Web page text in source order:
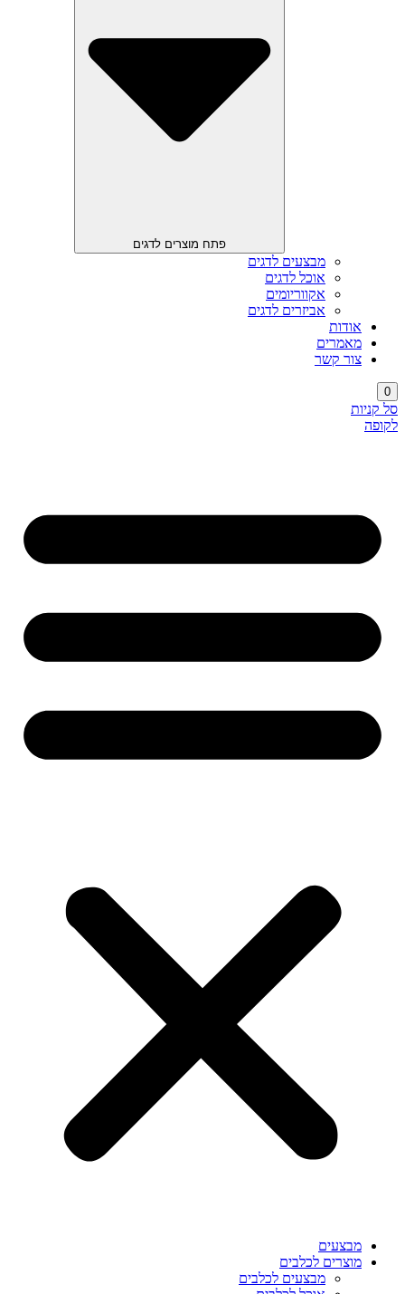
פתח מוצרים לדגים
מבצעים לדגים
אוכל לדגים
אקווריומים
אביזרים לדגים
אודות
מאמרים
צור קשר
0
סל קניות
לקופה
מבצעים
מוצרים לכלבים
מבצעים לכלבים